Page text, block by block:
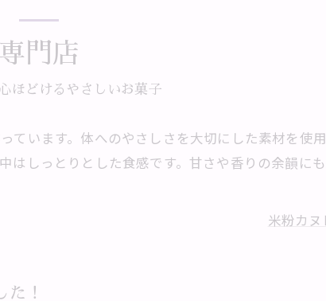
専門店
ほどけるやさしいお菓子
います。体へのやさしさを大切にした素材を使
しっとりとした食感です。甘さや香りの余韻に
米粉カ
！